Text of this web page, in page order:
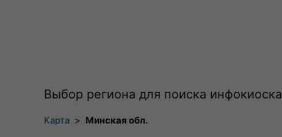
Выбор региона для поиска инфокиоска
Карта > Минская обл.